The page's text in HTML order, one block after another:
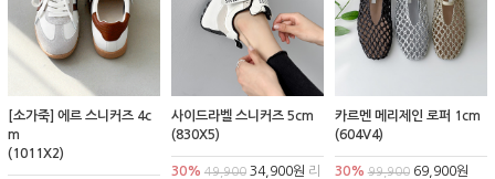
[소가죽] 에르 스니커즈 4c
m
(1011X2)
사이드라벨 스니커즈 5cm
(830X5)
30% 49,90034,900원 리
카르멘 메리제인 로퍼 1cm
(604V4)
30% 99,90069,900원